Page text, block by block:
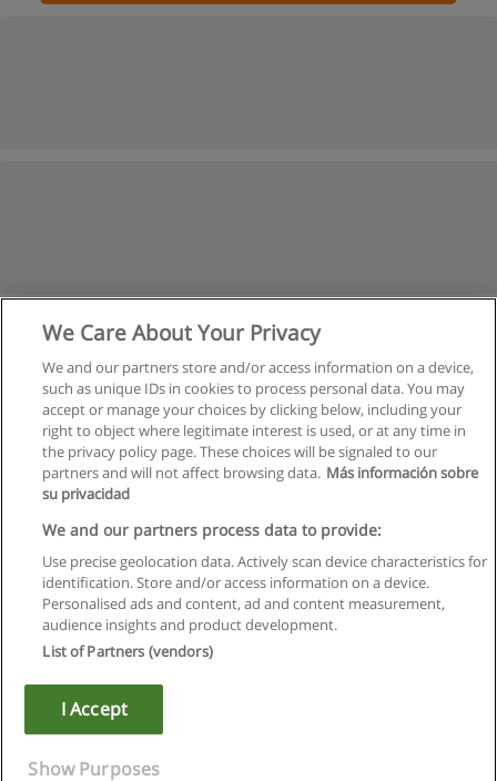
Regras de uso
Privacidade de dados
Entrar em contato com Educaedu
Copyright © Educaedu Business S.L. - CIF : B-95610580: -
We Care About Your Privacy
We and our partners store and/or access information on a device,
such as unique IDs in cookies to process personal data. You may
accept or manage your choices by clicking below, including your
right to object where legitimate interest is used, or at any time in
the privacy policy page. These choices will be signaled to our
partners and will not affect browsing data. Más información sobre
su privacidad
We and our partners process data to provide:
Use precise geolocation data. Actively scan device characteristics for
identification. Store and/or access information on a device.
Personalised ads and content, ad and content measurement,
audience insights and product development.
List of Partners (vendors)
I Accept
Show Purposes